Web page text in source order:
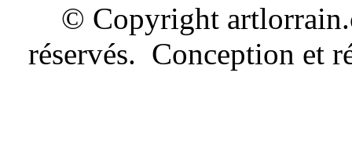
© Copyright
réservés. Conception et